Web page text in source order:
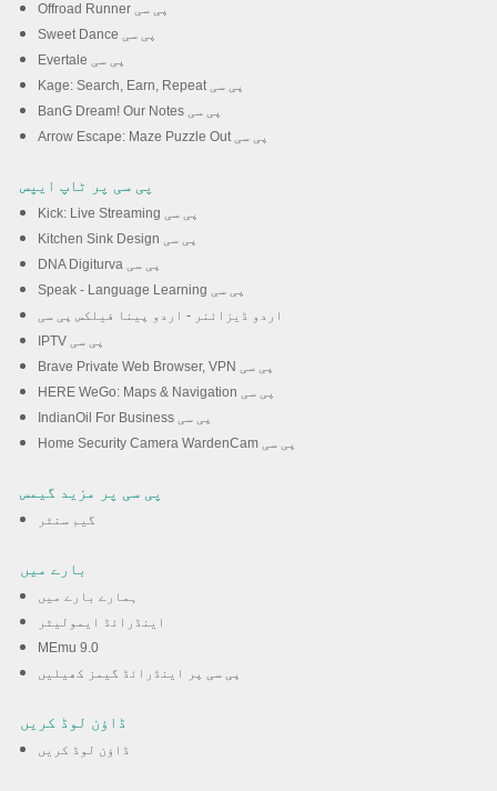
Offroad Runner پی سی
Sweet Dance پی سی
Evertale پی سی
Kage: Search, Earn, Repeat پی سی
BanG Dream! Our Notes پی سی
Arrow Escape: Maze Puzzle Out پی سی
پی سی پر ٹاپ ایپس
Kick: Live Streaming پی سی
Kitchen Sink Design پی سی
DNA Digiturva پی سی
Speak - Language Learning پی سی
اردو ڈیزائنر - اردو پینا فیلکس پی سی
IPTV پی سی
Brave Private Web Browser, VPN پی سی
HERE WeGo: Maps & Navigation پی سی
IndianOil For Business پی سی
Home Security Camera WardenCam پی سی
پی سی پر مزید گیمس
گیم سنٹر
بارے میں
ہمارے بارے میں
اینڈرائڈ ایمولیٹر
MEmu 9.0
پی سی پر اینڈرائڈ گیمز کھیلیں
ڈاؤن لوڈ کریں
ڈاؤن لوڈ کریں